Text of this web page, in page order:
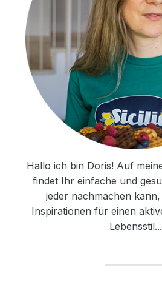
Hallo ich bin Doris! Auf
findet Ihr einfache und
jeder nachmachen
Inspirationen für einen
Lebensstil...